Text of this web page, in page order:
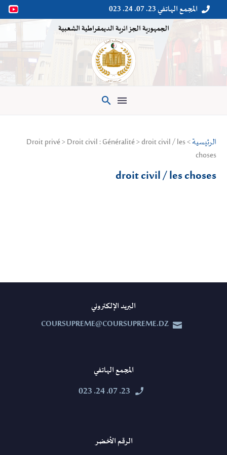

 المجمع الهاتفي 23. 07. 24. 023
الجمهورية الجزائرية الديمقراطية الشعبية

الرئيسية > Droit privé > Droit civil : Généralité > droit civil / les
choses
droit civil / les choses
البريد الإلكتروني


COURSUPREME@COURSUPREME.DZ
المجمع الهاتفي


23. 07. 24. 023
الرقم الأخضر